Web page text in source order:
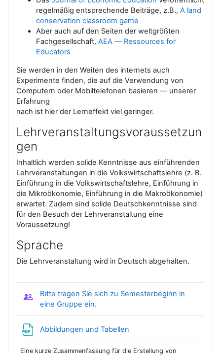
regelmäßig entsprechende Beiträge, z.B., A land
conservation classroom game
Aber auch auf den Seiten der weltgrößten
Fachgesellschaft, AEA — Ressources for
Educators
Sie werden in den Weiten des internets auch
Experimente finden, die auf die Verwendung von
Computern oder Mobiltelefonen basieren — unserer
Erfahrung
nach ist hier der Lerneffekt viel geringer.
Lehrveranstaltungsvoraussetzun
gen
Inhaltlich werden solide Kenntnisse aus einführenden
Lehrveranstaltungen in die Volkswirtschaftslehre (z. B.
Einführung in die Volkswirtschaftslehre, Einführung in
die Mikroökonomie, Einführung in die Makroökonomie)
erwartet. Zudem sind solide Deutschkenntnisse sind
für den Besuch der Lehrveranstaltung eine
Voraussetzung!
Sprache
Die Lehrveranstaltung wird in Deutsch abgehalten.
Bitte tragen Sie sich zu Semesterbeginn in
eine Gruppe ein.
Abbildungen und Tabellen
Eine kurze Zusammenfassung für die Erstellung von